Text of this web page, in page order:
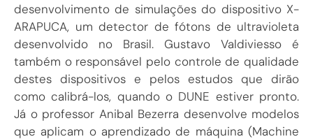
desenvolvimento de simulações do dispositivo X-
ARAPUCA, um detector de fótons de ultravioleta
desenvolvido no Brasil. Gustavo Valdiviesso é
também o responsável pelo controle de qualidade
destes dispositivos e pelos estudos que dirão
como calibrá-los, quando o DUNE estiver pronto.
Já o professor Anibal Bezerra desenvolve modelos
que aplicam o aprendizado de máquina (Machine